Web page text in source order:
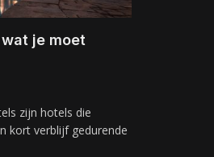
je moet
zijn hotels die
kort verblijf gedurende